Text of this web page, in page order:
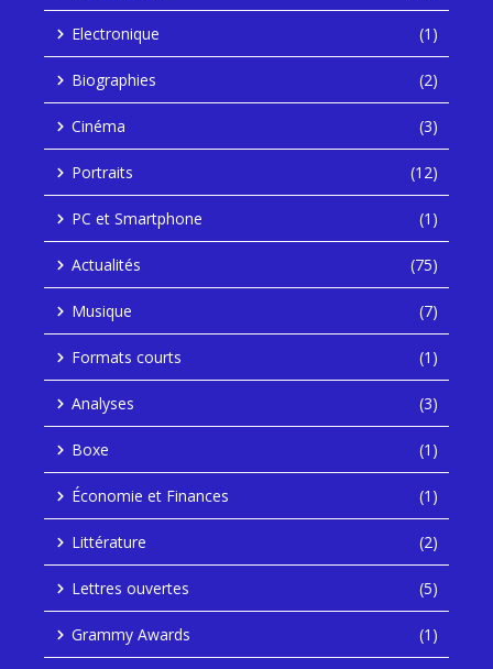
Electronique (1)
Biographies (2)
Cinéma (3)
Portraits (12)
PC et Smartphone (1)
Actualités (75)
Musique (7)
Formats courts (1)
Analyses (3)
Boxe (1)
Économie et Finances (1)
Littérature (2)
Lettres ouvertes (5)
Grammy Awards (1)